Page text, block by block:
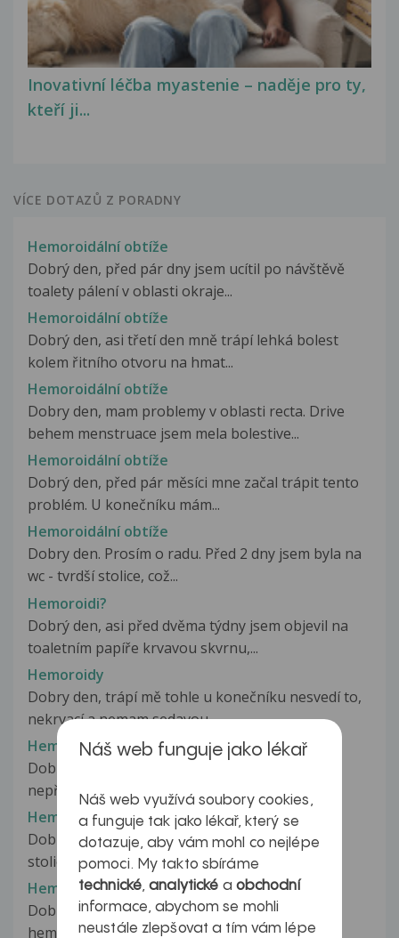
Inovativní léčba myastenie – naděje pro ty,
kteří ji...
VÍCE DOTAZŮ Z PORADNY
Hemoroidální obtíže
Dobrý den, před pár dny jsem ucítil po návštěvě
toalety pálení v oblasti okraje...
Hemoroidální obtíže
Dobrý den, asi třetí den mně trápí lehká bolest
kolem řitního otvoru na hmat...
Hemoroidální obtíže
Dobry den, mam problemy v oblasti recta. Drive
behem menstruace jsem mela bolestive...
Hemoroidální obtíže
Dobrý den, před pár měsíci mne začal trápit tento
problém. U konečníku mám...
Hemoroidální obtíže
Dobry den. Prosím o radu. Před 2 dny jsem byla na
wc - tvrdší stolice, což...
Hemoroidi?
Dobrý den, asi před dvěma týdny jsem objevil na
toaletním papíře krvavou skvrnu,...
Hemoroidy
Dobry den, trápí mě tohle u konečníku nesvedí to,
nekrvací a nemam sedavou...
Hemoroidy
Dobrý den jmenuji se Honza a je mi to dost
nepříjemné tohle řešit ale docela...
Hemoroidy
Dobrý den, asi před 4 dny jsem zpozoroval na
stolici příměs menšího množství...
Hemoroidy
Dobrý den,je mi 35 let a 12 let mam problémy s
hemoroidy.V říjnu 2008 jsem byla...
Náš web funguje jako lékař
Náš web využívá soubory cookies,
a funguje tak jako lékař, který se
dotazuje, aby vám mohl co nejlépe
pomoci. My takto sbíráme
technické,analytické a obchodní
informace, abychom se mohli
neustále zlepšovat a tím vám lépe